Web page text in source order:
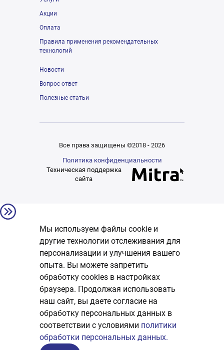
Акции
Оплата
Правила применения рекомендательных
технологий
Новости
Вопрос-ответ
Полезные статьи
Все права защищены ©2018 - 2026
Политика конфиденциальности
Техническая поддержка
сайта
Мы используем файлы cookie и
другие технологии отслеживания для
персонализации и улучшения вашего
опыта. Вы можете запретить
обработку сookies в настройках
браузера. Продолжая использовать
наш сайт, вы даете согласие на
обработку персональных данных в
соответствии с условиями политики
обработки персональных данных.